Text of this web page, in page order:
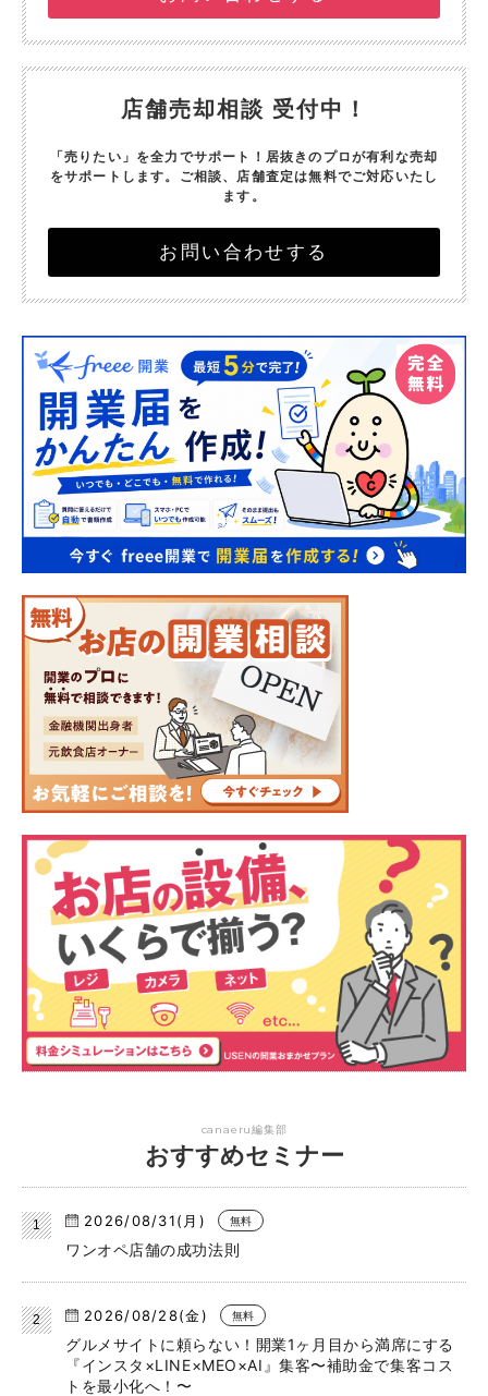
店舗売却相談 受付中！
「売りたい」を全力でサポート！ 居抜きのプロが有利な売却
をサポートします。 ご相談、店舗査定は無料でご対応いたし
ます。
お問い合わせする
canaeru編集部
おすすめセミナー
2026/08/31(月) 無料
ワンオペ店舗の成功法則
2026/08/28(金) 無料
グルメサイトに頼らない！開業1ヶ月目から満席にする
『インスタ×LINE×MEO×AI』集客〜補助金で集客コス
トを最小化へ！〜